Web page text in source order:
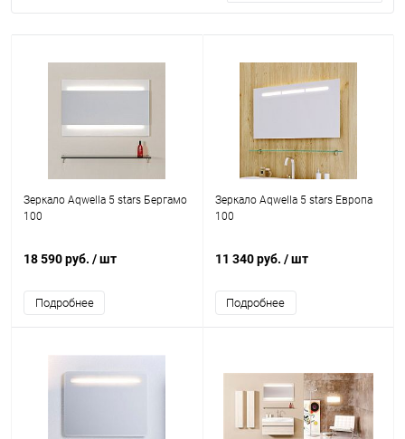
Зеркало Aqwella 5 stars Бергамо
100
18 590 руб. / шт
Подробнее
Зеркало Aqwella 5 stars Европа
100
11 340 руб. / шт
Подробнее